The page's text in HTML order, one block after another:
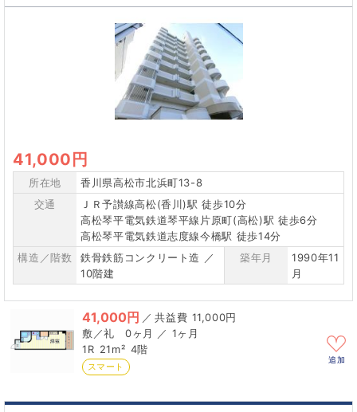
41,000円
所在地
香川県高松市北浜町13-8
交通
ＪＲ予讃線高松(香川)駅 徒歩10分
高松琴平電気鉄道琴平線片原町(高松)駅 徒歩6分
高松琴平電気鉄道志度線今橋駅 徒歩14分
構造／階数
鉄骨鉄筋コンクリート造 ／
10階建
築年月
1990年11
月
41,000円 ／
11,000円
0ヶ月 ／ 1ヶ月
1R 21m² 4階
スマート
追加